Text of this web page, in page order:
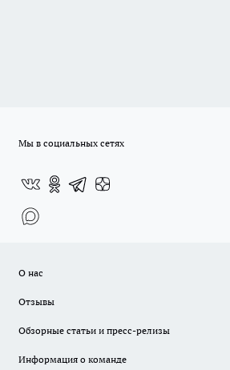
Мы в социальных сетях
О нас
Отзывы
Обзорные статьи и пресс-релизы
Информация о команде